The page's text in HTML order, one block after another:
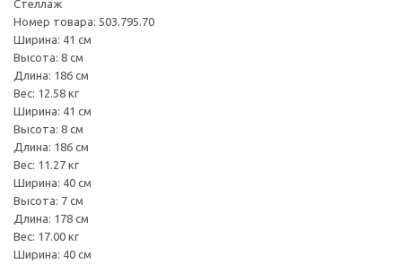
Стеллаж
Номер товара: 503.795.70
Ширина: 41 см
Высота: 8 см
Длина: 186 см
Вес: 12.58 кг
Ширина: 41 см
Высота: 8 см
Длина: 186 см
Вес: 11.27 кг
Ширина: 40 см
Высота: 7 см
Длина: 178 см
Вес: 17.00 кг
Ширина: 40 см